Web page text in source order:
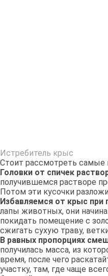
Истребитель крыс
Стоит рассмотреть
Головки от спичек
получившемся растворе
Потом эти кусочки
Избавляемся от крыс
лапы животных, они
покидать помещение с
сжигать сухую траву,
В равных пропорциях
получилась масса, из
время, после чего
участку, там, где чаще